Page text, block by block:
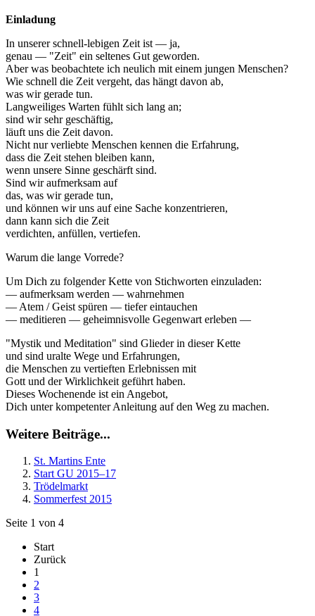
Einladung
In unserer schnell-lebigen Zeit ist — ja,
genau — "Zeit" ein seltenes Gut geworden.
Aber was beobachtete ich neulich mit einem jungen Menschen?
Wie schnell die Zeit vergeht, das hängt davon ab,
was wir gerade tun.
Langweiliges Warten fühlt sich lang an;
sind wir sehr geschäftig,
läuft uns die Zeit davon.
Nicht nur verliebte Menschen kennen die Erfahrung,
dass die Zeit stehen bleiben kann,
wenn unsere Sinne geschärft sind.
Sind wir aufmerksam auf
das, was wir gerade tun,
und können wir uns auf eine Sache konzentrieren,
dann kann sich die Zeit
verdichten, anfüllen, vertiefen.
Warum die lange Vorrede?
Um Dich zu folgender Kette von Stichworten einzuladen:
— aufmerksam werden — wahrnehmen
— Atem / Geist spüren — tiefer eintauchen
— meditieren — geheimnisvolle Gegenwart erleben —
"Mystik und Meditation" sind Glieder in dieser Kette
und sind uralte Wege und Erfahrungen,
die Menschen zu vertieften Erlebnissen mit
Gott und der Wirklichkeit geführt haben.
Dieses Wochenende ist ein Angebot,
Dich unter kompetenter Anleitung auf den Weg zu machen.
Weitere Beiträge...
St. Martins Ente
Start GU 2015–17
Trödelmarkt
Sommerfest 2015
Seite 1 von 4
Start
Zurück
1
2
3
4